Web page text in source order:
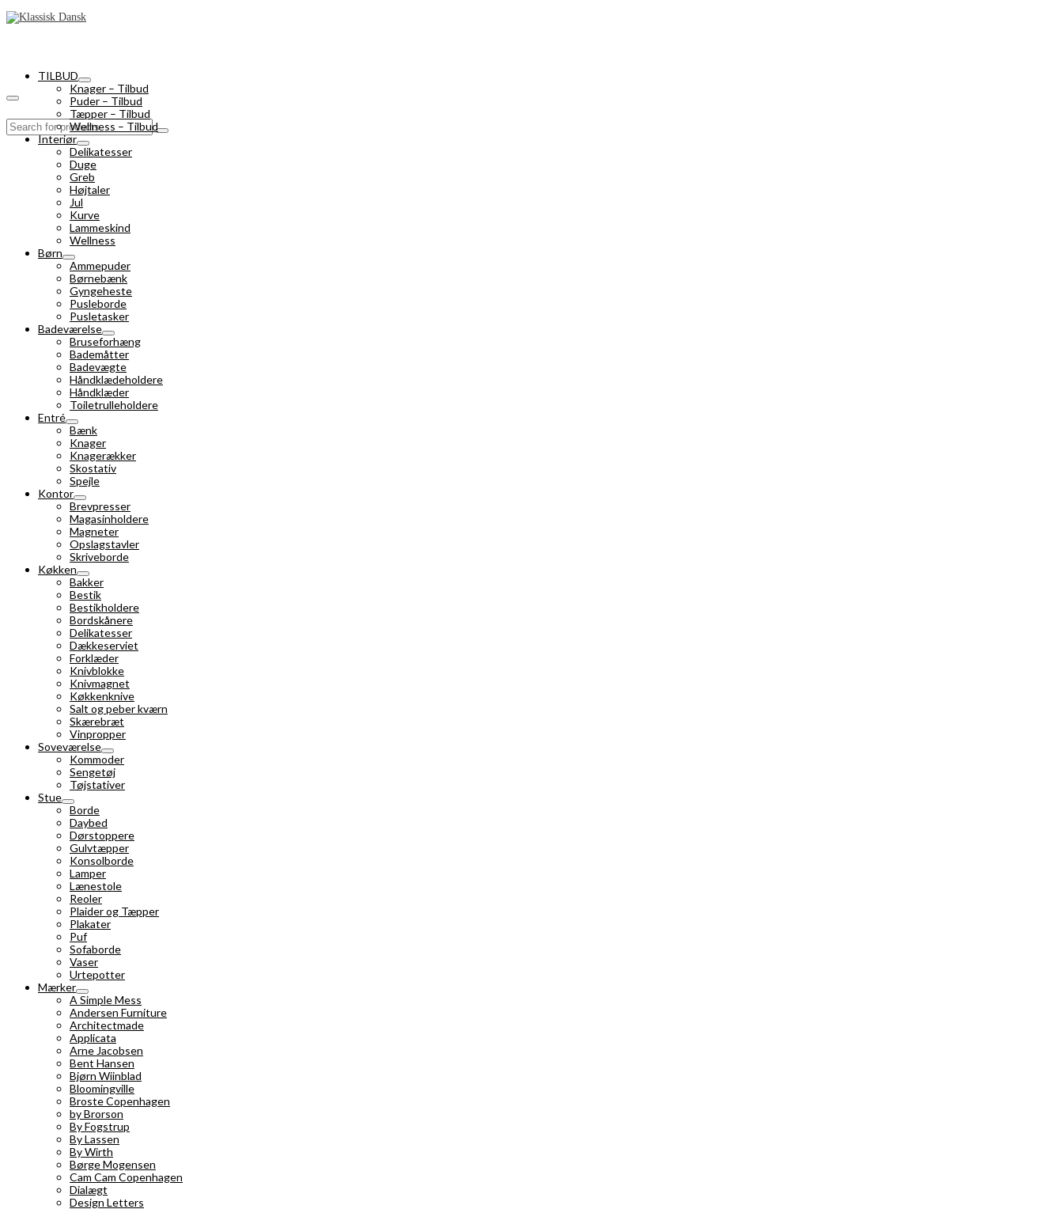
Search
for:
TILBUD
Knager – Tilbud
Puder – Tilbud
Tæpper – Tilbud
Wellness – Tilbud
Interiør
Delikatesser
Duge
Greb
Højtaler
Jul
Kurve
Lammeskind
Wellness
Børn
Ammepuder
Børnebænk
Gyngeheste
Pusleborde
Pusletasker
Badeværelse
Bruseforhæng
Bademåtter
Badevægte
Håndklædeholdere
Håndklæder
Toiletrulleholdere
Entré
Bænk
Knager
Knagerækker
Skostativ
Spejle
Kontor
Brevpresser
Magasinholdere
Magneter
Opslagstavler
Skriveborde
Køkken
Bakker
Bestik
Bestikholdere
Bordskånere
Delikatesser
Dækkeserviet
Forklæder
Knivblokke
Knivmagnet
Køkkenknive
Salt og peber kværn
Skærebræt
Vinpropper
Soveværelse
Kommoder
Sengetøj
Tøjstativer
Stue
Borde
Daybed
Dørstoppere
Gulvtæpper
Konsolborde
Lamper
Lænestole
Reoler
Plaider og Tæpper
Plakater
Puf
Sofaborde
Vaser
Urtepotter
Mærker
A Simple Mess
Andersen Furniture
Architectmade
Applicata
Arne Jacobsen
Bent Hansen
Bjørn Wiinblad
Bloomingville
Broste Copenhagen
by Brorson
By Fogstrup
By Lassen
By Wirth
Børge Mogensen
Cam Cam Copenhagen
Dialægt
Design Letters